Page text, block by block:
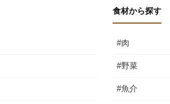
食材から探す
#肉
#野菜
#魚介